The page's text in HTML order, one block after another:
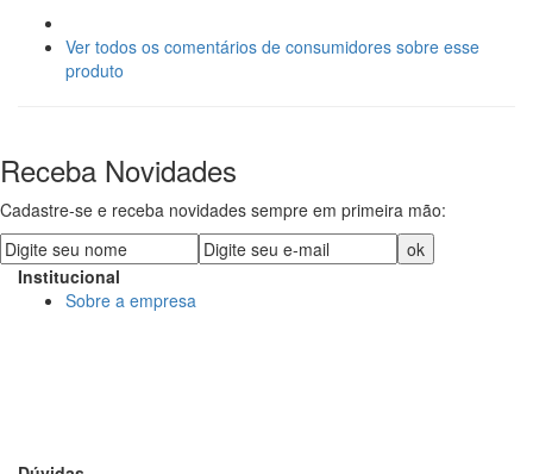
Ver todos os comentários de consumidores sobre esse
produto
Receba Novidades
Cadastre-se e receba novidades sempre em primeira mão:
Institucional
Sobre a empresa